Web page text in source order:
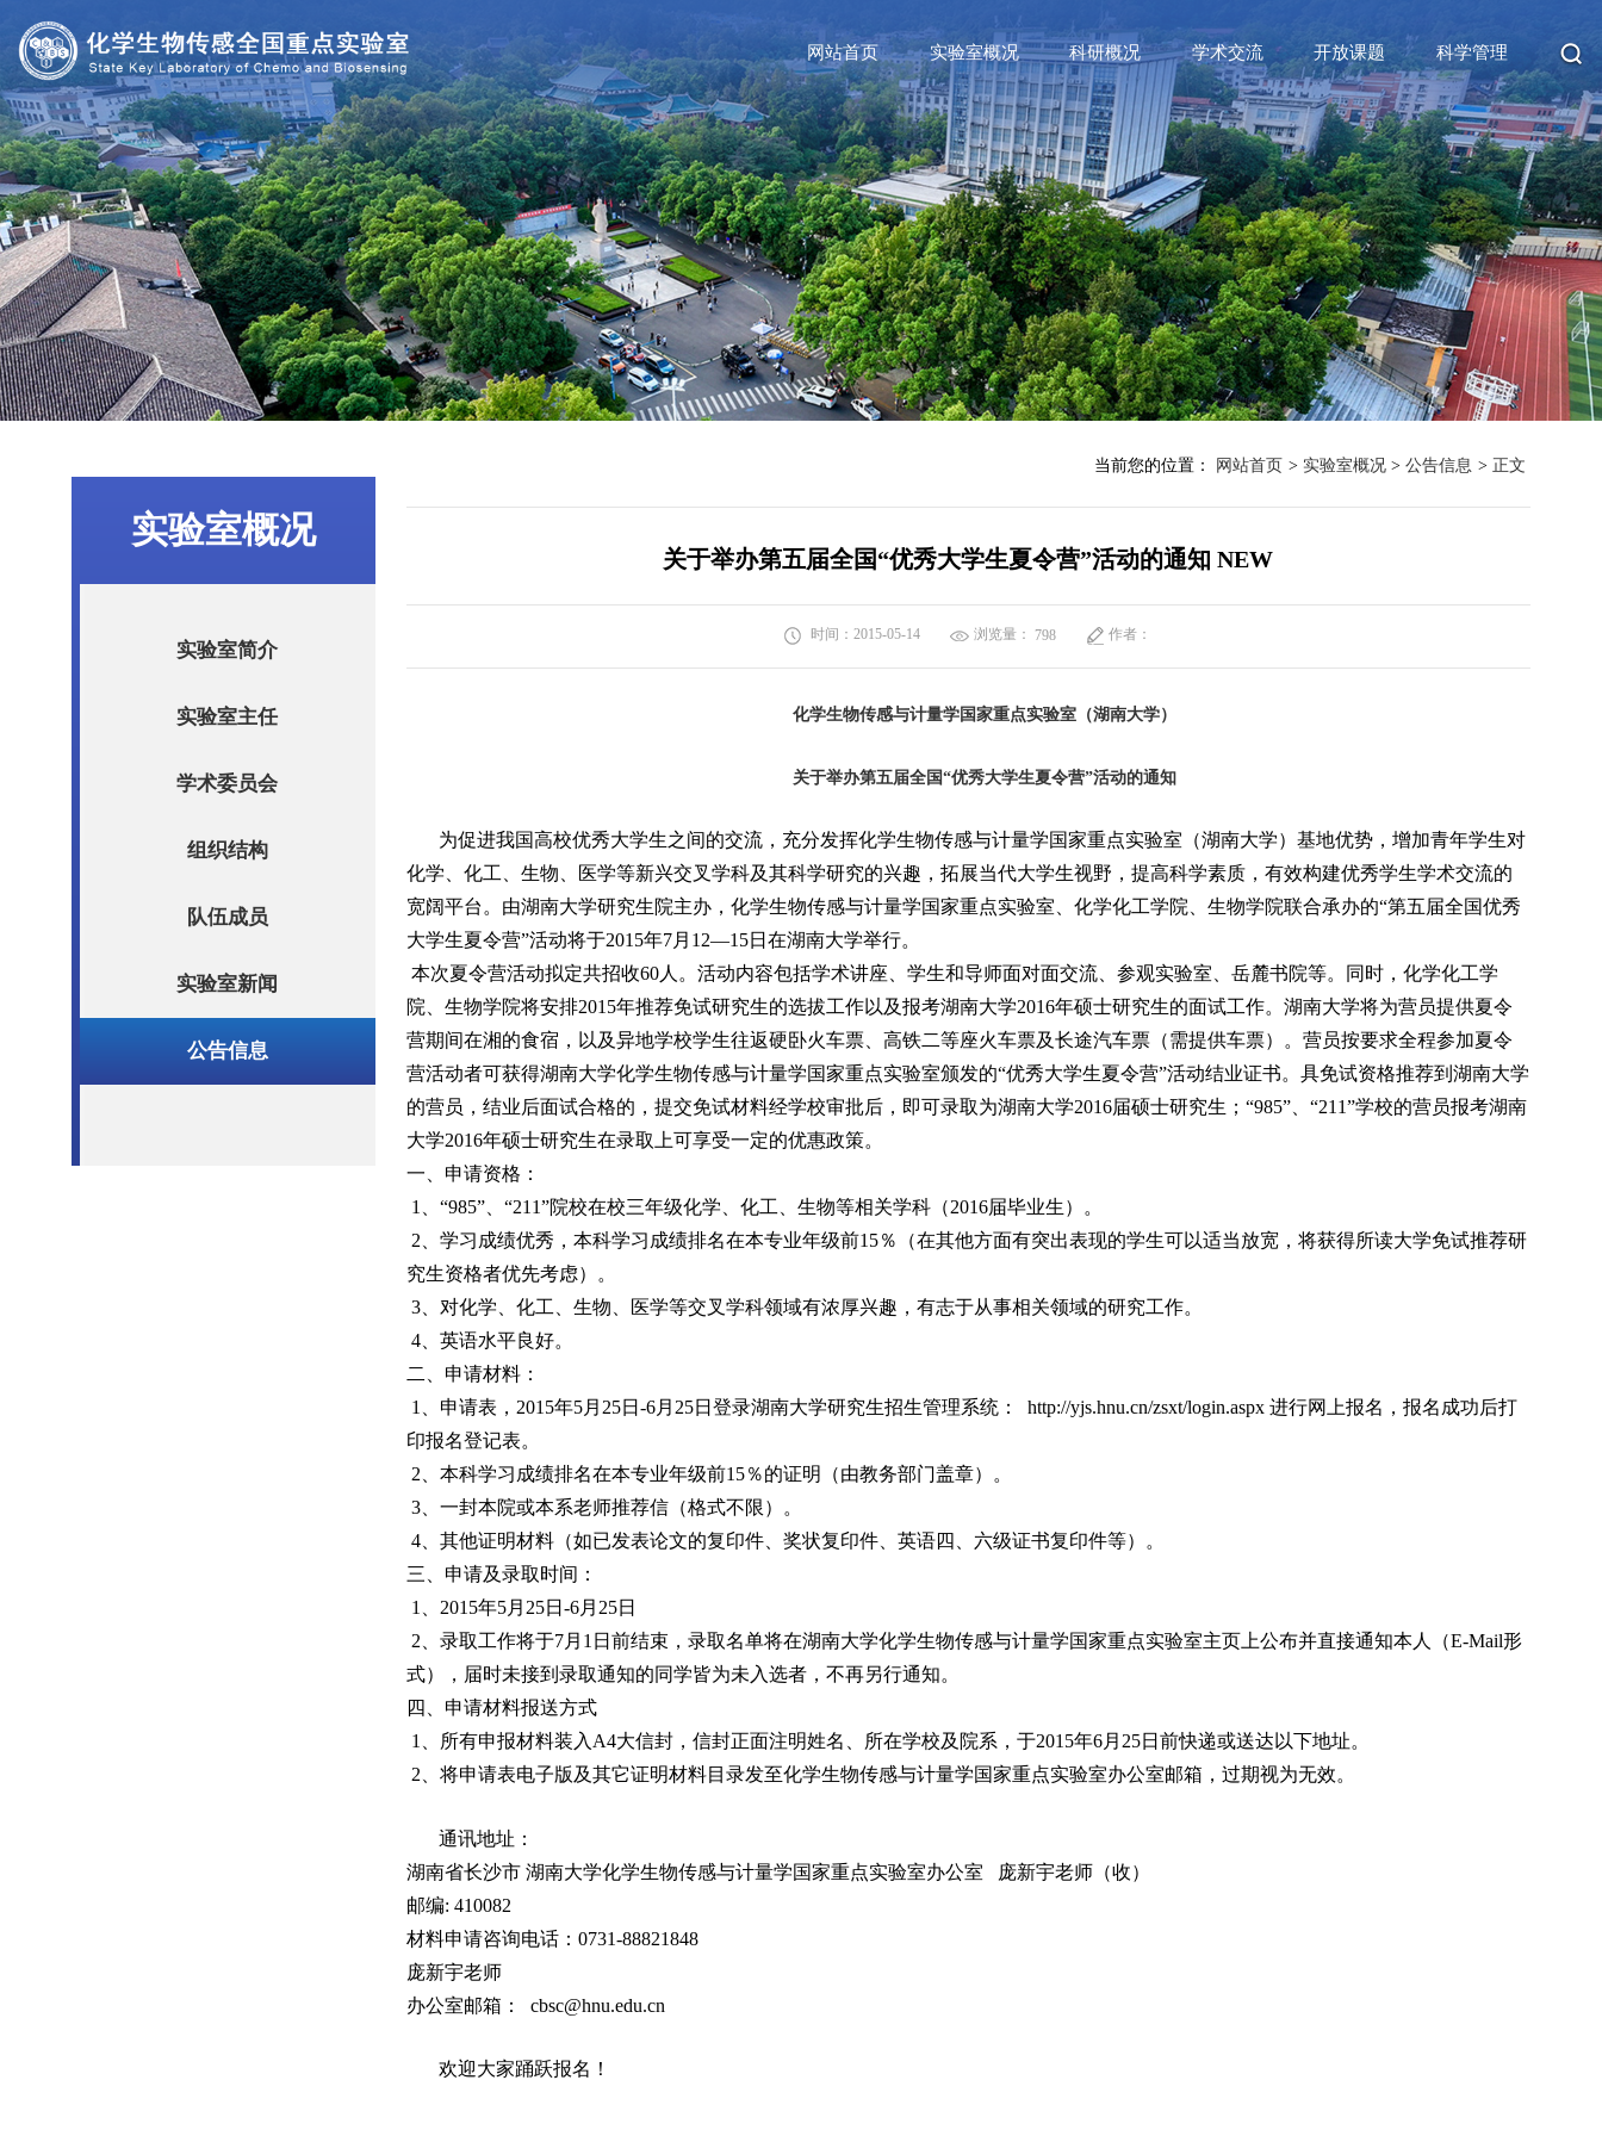
网站首页 实验室概况 科研概况 学术交流 开放课题 科学管理
实验室概况
实验室简介
实验室主任
学术委员会
组织结构
队伍成员
实验室新闻
公告信息
当前您的位置： 网站首页 > 实验室概况 > 公告信息 > 正文
关于举办第五届全国“优秀大学生夏令营”活动的通知 NEW
时间：2015-05-14 浏览量： 798 作者：
化学生物传感与计量学国家重点实验室（湖南大学）
关于举办第五届全国“优秀大学生夏令营”活动的通知
为促进我国高校优秀大学生之间的交流，充分发挥化学生物传感与计量学国家重点实验室（湖南大学）基地优势，增加青年学生对
化学、化工、生物、医学等新兴交叉学科及其科学研究的兴趣，拓展当代大学生视野，提高科学素质，有效构建优秀学生学术交流的
宽阔平台。由湖南大学研究生院主办，化学生物传感与计量学国家重点实验室、化学化工学院、生物学院联合承办的“第五届全国优秀
大学生夏令营”活动将于2015年7月12—15日在湖南大学举行。
本次夏令营活动拟定共招收60人。活动内容包括学术讲座、学生和导师面对面交流、参观实验室、岳麓书院等。同时，化学化工学
院、生物学院将安排2015年推荐免试研究生的选拔工作以及报考湖南大学2016年硕士研究生的面试工作。湖南大学将为营员提供夏令
营期间在湘的食宿，以及异地学校学生往返硬卧火车票、高铁二等座火车票及长途汽车票（需提供车票）。营员按要求全程参加夏令
营活动者可获得湖南大学化学生物传感与计量学国家重点实验室颁发的“优秀大学生夏令营”活动结业证书。具免试资格推荐到湖南大学
的营员，结业后面试合格的，提交免试材料经学校审批后，即可录取为湖南大学2016届硕士研究生；“985”、“211”学校的营员报考湖南
大学2016年硕士研究生在录取上可享受一定的优惠政策。
一、申请资格：
1、“985”、“211”院校在校三年级化学、化工、生物等相关学科（2016届毕业生）。
2、学习成绩优秀，本科学习成绩排名在本专业年级前15％（在其他方面有突出表现的学生可以适当放宽，将获得所读大学免试推荐研
究生资格者优先考虑）。
3、对化学、化工、生物、医学等交叉学科领域有浓厚兴趣，有志于从事相关领域的研究工作。
4、英语水平良好。
二、申请材料：
1、申请表，2015年5月25日-6月25日登录湖南大学研究生招生管理系统： http://yjs.hnu.cn/zsxt/login.aspx进行网上报名，报名成功后打
印报名登记表。
2、本科学习成绩排名在本专业年级前15％的证明（由教务部门盖章）。
3、一封本院或本系老师推荐信（格式不限）。
4、其他证明材料（如已发表论文的复印件、奖状复印件、英语四、六级证书复印件等）。
三、申请及录取时间：
1、2015年5月25日-6月25日
2、录取工作将于7月1日前结束，录取名单将在湖南大学化学生物传感与计量学国家重点实验室主页上公布并直接通知本人（E-Mail形
式），届时未接到录取通知的同学皆为未入选者，不再另行通知。
四、申请材料报送方式
1、所有申报材料装入A4大信封，信封正面注明姓名、所在学校及院系，于2015年6月25日前快递或送达以下地址。
2、将申请表电子版及其它证明材料目录发至化学生物传感与计量学国家重点实验室办公室邮箱，过期视为无效。
通讯地址：
湖南省长沙市 湖南大学化学生物传感与计量学国家重点实验室办公室 庞新宇老师（收）
邮编: 410082
材料申请咨询电话：0731-88821848
庞新宇老师
办公室邮箱： cbsc@hnu.edu.cn
欢迎大家踊跃报名！